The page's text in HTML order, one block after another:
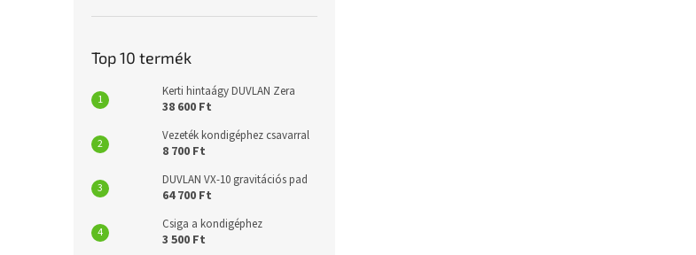
Top 10 termék
Kerti hintaágy DUVLAN Zera
38 600 Ft
Vezeték kondigéphez csavarral
8 700 Ft
DUVLAN VX-10 gravitációs pad
64 700 Ft
Csiga a kondigéphez
3 500 Ft